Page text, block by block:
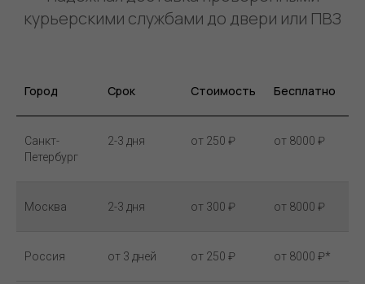
курьерскими службами до двери или ПВЗ
Город Срок Стоимость Бесплатно
Санкт-
Петербург
2-3 дня от 250 ₽ от 8000 ₽
Москва 2-3 дня от 300 ₽ от 8000 ₽
Россия от 3 дней от 250 ₽ от 8000 ₽*